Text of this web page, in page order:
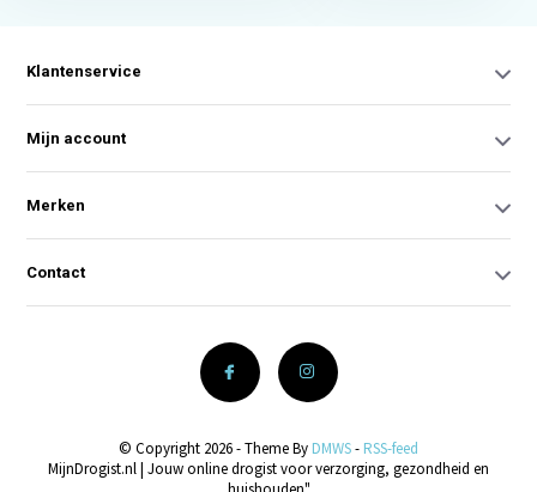
Klantenservice
Mijn account
Merken
Contact
© Copyright 2026 - Theme By DMWS- RSS-feed
MijnDrogist.nl | Jouw online drogist voor verzorging, gezondheid en